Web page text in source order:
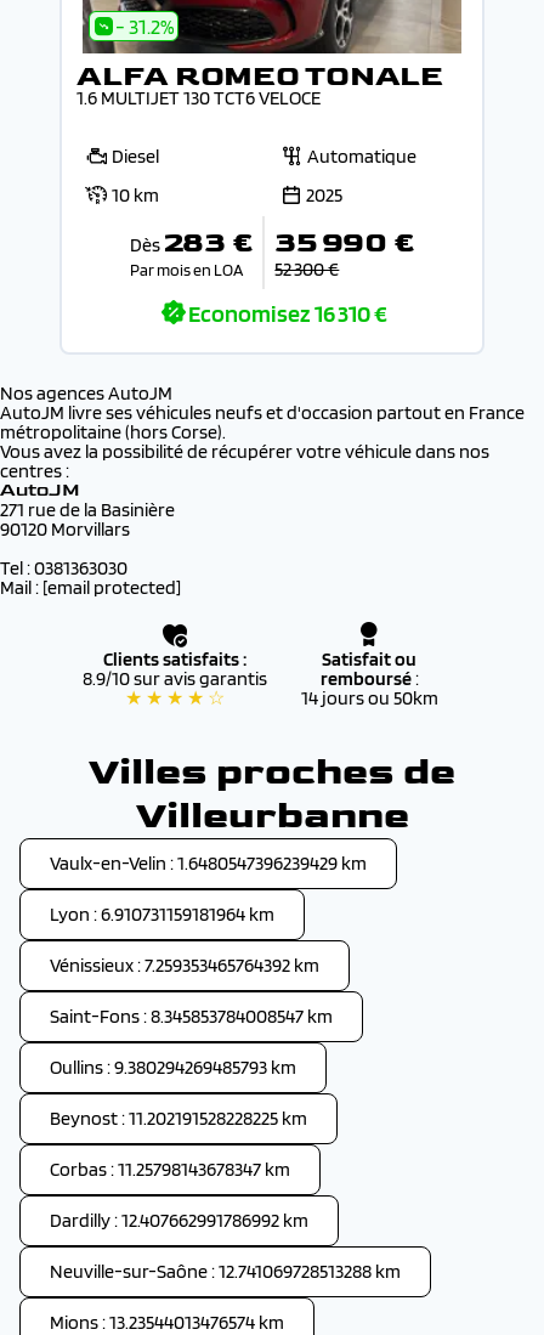
- 31.2%
ALFA ROMEO TONALE
1.6 MULTIJET 130 TCT6 VELOCE
Diesel
Automatique
10 km
2025
Dès 283 €
Par mois en LOA
35 990 €
52 300 €
Economisez16 310 €
Nos agences AutoJM
AutoJM livre ses véhicules neufs et d'occasion partout en France
métropolitaine (hors Corse).
Vous avez la possibilité de récupérer votre véhicule dans nos
centres :
AutoJM
271 rue de la Basinière
90120 Morvillars
Tel : 0381363030
Mail : [email protected]
Clients satisfaits :
8.9/10 sur avis garantis
★ ★ ★ ★ ☆
Satisfait ou
remboursé:
14 jours ou 50km
Villes proches de
Villeurbanne
Vaulx-en-Velin : 1.6480547396239429 km
Lyon : 6.910731159181964 km
Vénissieux : 7.259353465764392 km
Saint-Fons : 8.345853784008547 km
Oullins : 9.380294269485793 km
Beynost : 11.202191528228225 km
Corbas : 11.25798143678347 km
Dardilly : 12.407662991786992 km
Neuville-sur-Saône : 12.741069728513288 km
Mions : 13.23544013476574 km